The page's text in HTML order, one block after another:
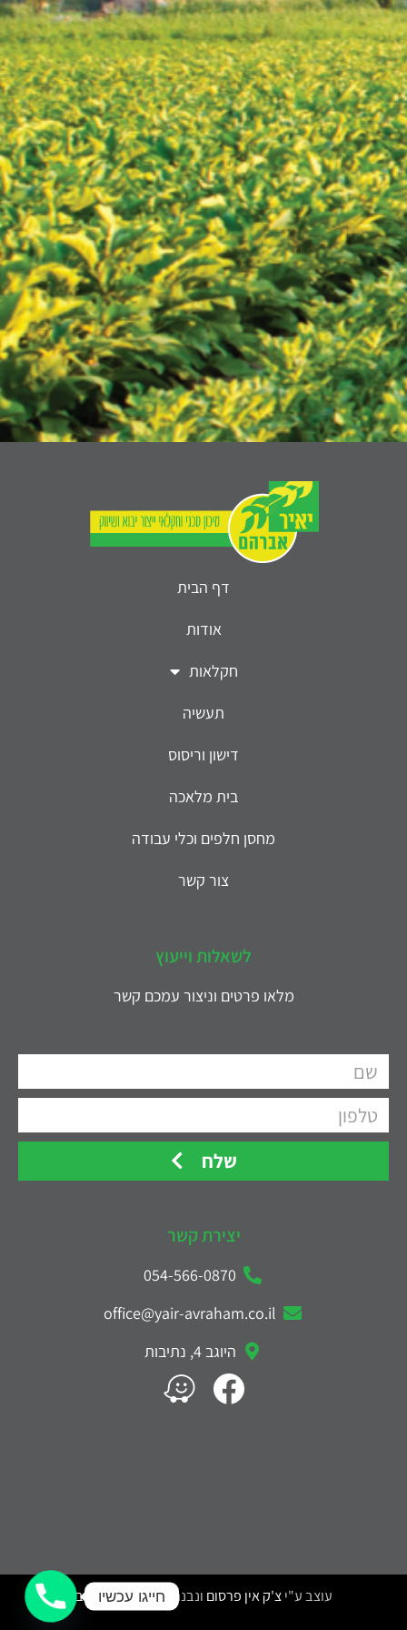
דף הבית
אודות
חקלאות
תעשיה
דישון וריסוס
בית מלאכה
מחסן חלפים וכלי עבודה
צור קשר
לשאלות וייעוץ
מלאו פרטים וניצור עמכם קשר
שלח
יצירת קשר
054-566-0870
office@yair-avraham.co.il
היוגב 4, נתיבות
עוצב ע"יצ'ק אין פרסום ונבנה ע"ידניאל משקוב
חייגו עכשיו